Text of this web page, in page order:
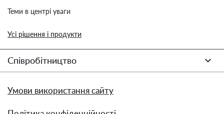
Теми в центрі уваги
Усі рішення і продукти
Співробітництво
Умови використання сайту